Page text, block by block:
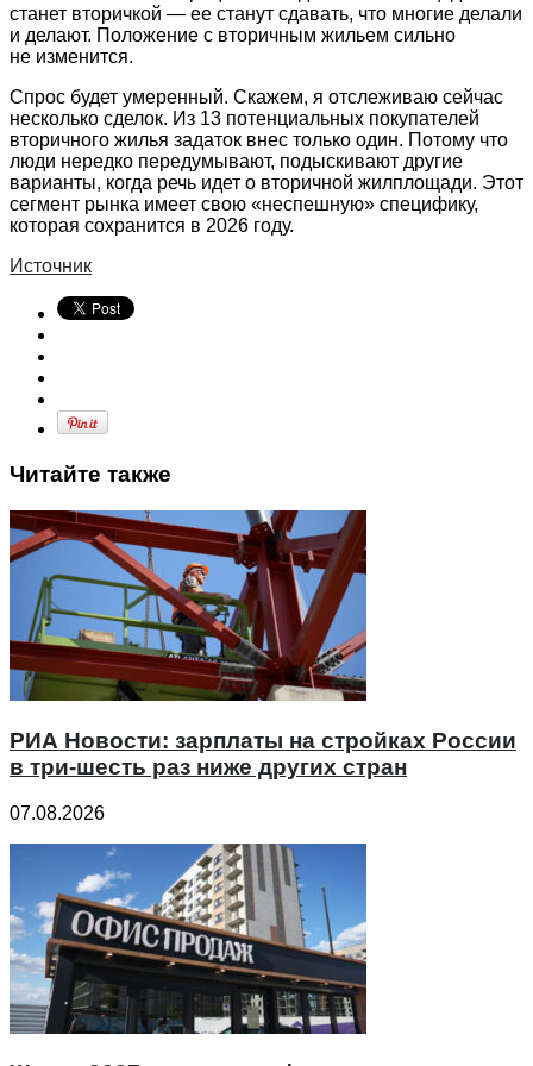
станет вторичкой — ее станут сдавать, что многие делали
и делают. Положение с вторичным жильем сильно
не изменится.
Спрос будет умеренный. Скажем, я отслеживаю сейчас
несколько сделок. Из 13 потенциальных покупателей
вторичного жилья задаток внес только один. Потому что
люди нередко передумывают, подыскивают другие
варианты, когда речь идет о вторичной жилплощади. Этот
сегмент рынка имеет свою «неспешную» специфику,
которая сохранится в 2026 году.
Источник
Читайте также
РИА Новости: зарплаты на стройках России
в три-шесть раз ниже других стран
07.08.2026